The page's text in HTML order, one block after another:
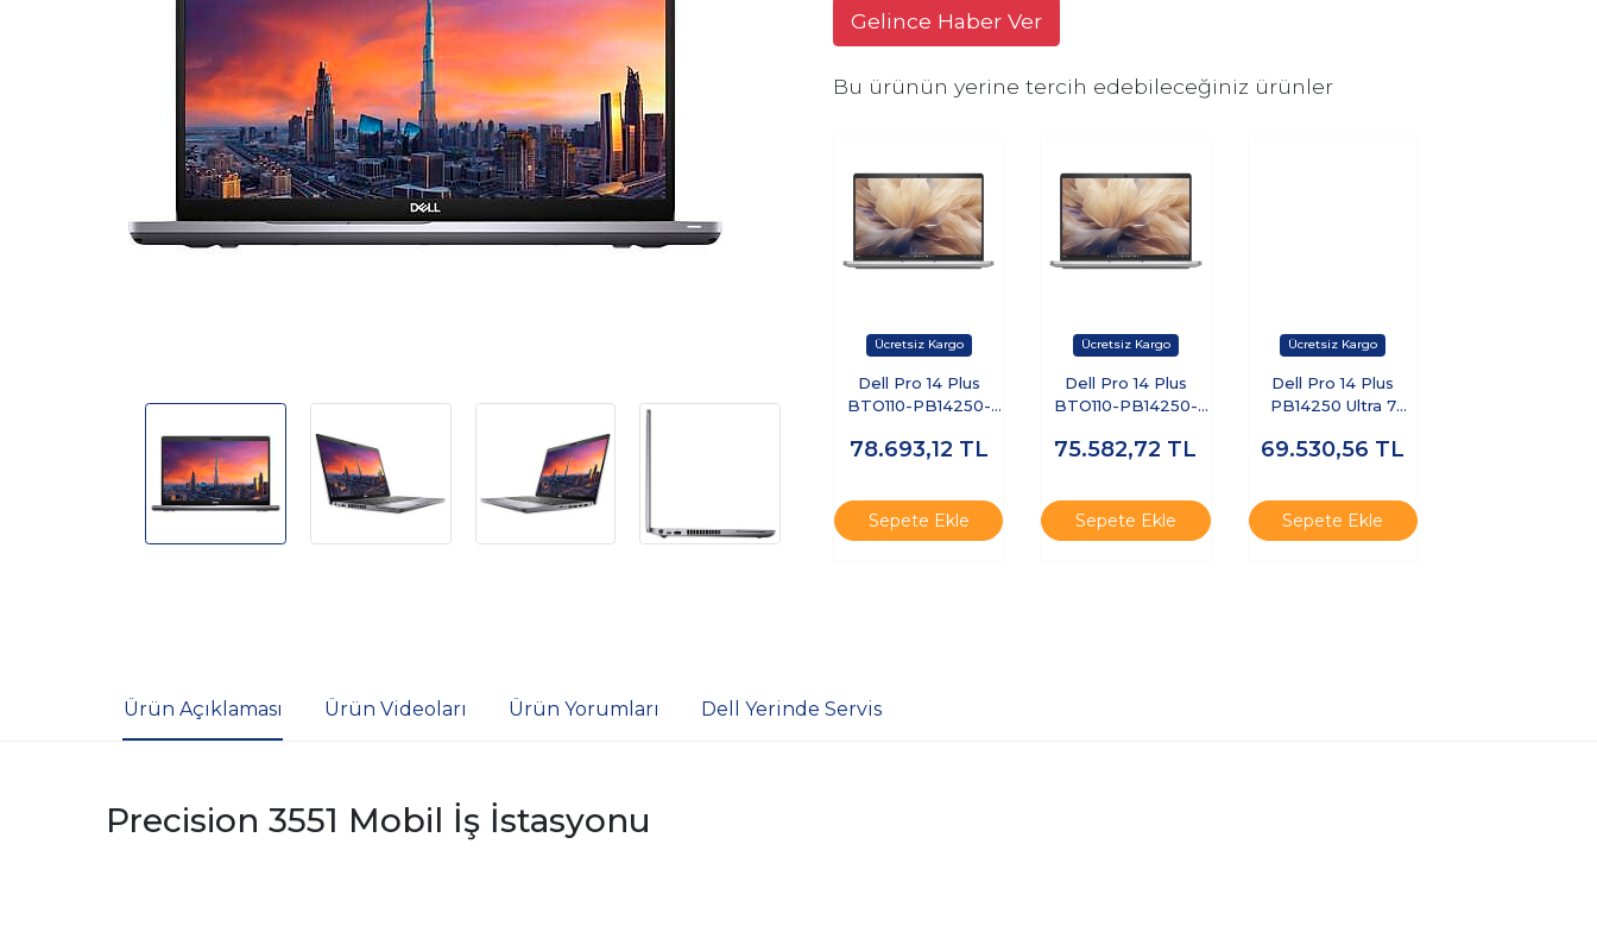
Gelince Haber Ver
Bu ürünün yerine tercih edebileceğiniz ürünler
Dell Pro 14 Plus
BTO110-PB14250-
255U 32 GB 1 TB
Dizüstü Bilgisayar
78.693,12 TL
Sepete Ekle
Dell Pro 14 Plus
BTO110-PB14250-
255U 32 GB 512 GB
Dizüstü Bilgisayar
75.582,72 TL
Sepete Ekle
Dell Pro 14 Plus
PB14250 Ultra 7
14 FHD+ FreeDOS
UBU
69.530,56 TL
Sepete Ekle
Ürün Açıklaması Ürün Videoları Ürün Yorumları Dell Yerinde Servis
Precision 3551 Mobil İş İstasyonu